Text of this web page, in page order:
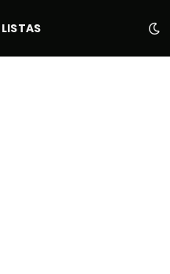
LISTAS